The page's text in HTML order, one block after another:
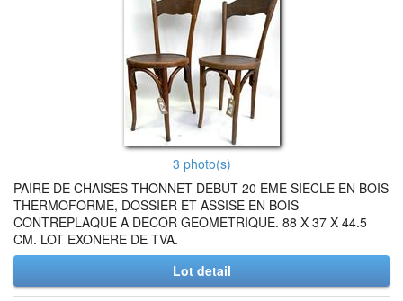
3 photo(s)
PAIRE DE CHAISES THONNET DEBUT 20 EME SIECLE EN BOIS
THERMOFORME, DOSSIER ET ASSISE EN BOIS
CONTREPLAQUE A DECOR GEOMETRIQUE. 88 X 37 X 44.5
CM. LOT EXONERE DE TVA.
Lot detail